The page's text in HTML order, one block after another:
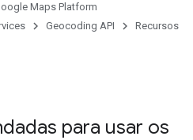
Maps Platform
Geocoding API Recursos
para usar os